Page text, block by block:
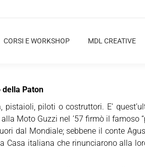
CORSI E WORKSHOP MDL CREATIVE
della Paton
piloti o costruttori. E’
Moto Guzzi nel ’57 firmò il famoso
dal Mondiale; sebbene il conte
Casa italiana che rinunciarono alla